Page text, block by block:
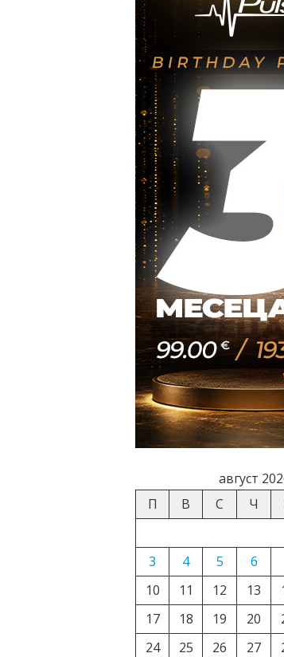
август
П
В С Ч
3
4 5 6
10
11 12 13
17
18 19 20
24
25 26 27